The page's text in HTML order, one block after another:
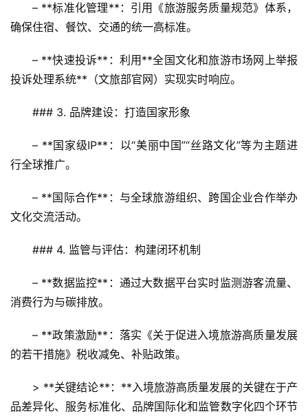
– **标准化管理**：引用《旅游服务质量规范》体系，
确保住宿、餐饮、交通的统一高标准。
– **快速投诉**：利用**全国文化和旅游市场网上举报
投诉处理系统**（文旅部官网）实现实时响应。
### 3. 品牌建设：打造国家形象
– **国家级IP**：以“美丽中国”“丝路文化”等为主题进
行全球推广。
– **国际合作**：与全球旅游组织、跨国企业合作举办
文化交流活动。
### 4. 监管与评估：构建闭环机制
– **数据监控**：通过大数据平台实时监测游客流量、
消费行为与碳排放。
– **政策激励**：落实《关于促进入境旅游高质量发展
的若干措施》税收减免、补贴政策。
> **关键结论**：**入境旅游高质量发展的关键在于产
品差异化、服务标准化、品牌国际化和监管数字化四个环节